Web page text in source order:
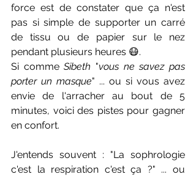
force est de constater que ça n'est
pas si simple de supporter un carré
de tissu ou de papier sur le nez
pendant plusieurs heures 😷.
Si comme Sibeth "vous ne savez pas
porter un masque" ... ou si vous avez
envie de l'arracher au bout de 5
minutes, voici des pistes pour gagner
en confort.
J'entends souvent : "La sophrologie
c'est la respiration c'est ça ?" ... ou